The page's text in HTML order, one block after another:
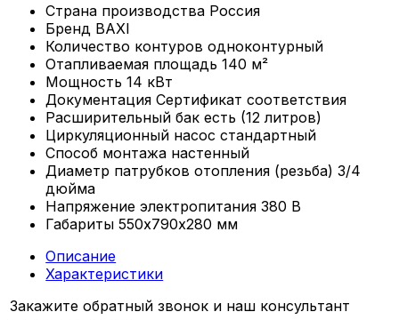
Страна производства Россия
Бренд BAXI
Количество контуров одноконтурный
Отапливаемая площадь 140 м²
Мощность 14 кВт
Документация Сертификат соответствия
Расширительный бак есть (12 литров)
Циркуляционный насос стандартный
Способ монтажа настенный
Диаметр патрубков отопления (резьба) 3/4
дюйма
Напряжение электропитания 380 В
Габариты 550х790х280 мм
Описание
Характеристики
Закажите обратный звонок и наш консультант